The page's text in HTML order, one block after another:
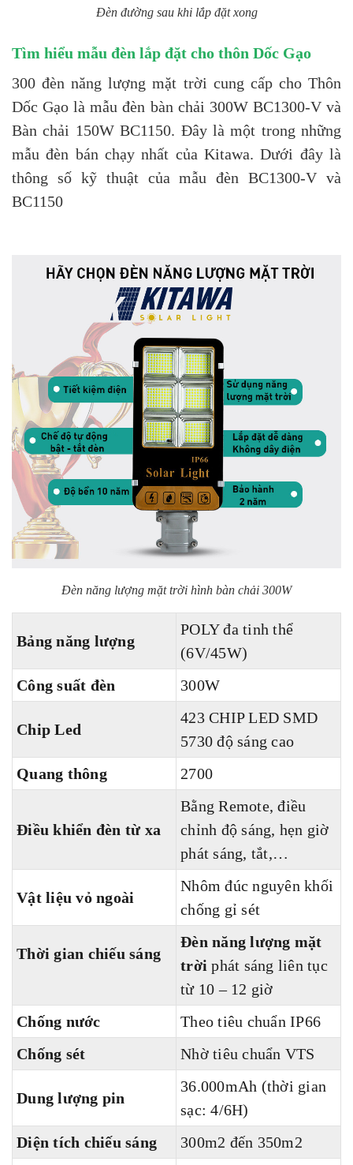
Đèn đường sau khi lắp đặt xong
Tìm hiểu mẫu đèn lắp đặt cho thôn Dốc Gạo
300 đèn năng lượng mặt trời cung cấp cho Thôn
Dốc Gạo là mẫu đèn bàn chải 300W BC1300-V và
Bàn chải 150W BC1150. Đây là một trong những
mẫu đèn bán chạy nhất của Kitawa. Dưới đây là
thông số kỹ thuật của mẫu đèn BC1300-V và
BC1150
Đèn năng lượng mặt trời hình bàn chải 300W
Bảng năng lượng
POLY đa tinh thể
(6V/45W)
Công suất đèn
300W
Chip Led
423 CHIP LED SMD
5730 độ sáng cao
Quang thông
2700
Điều khiển đèn từ xa
Bằng Remote, điều
chỉnh độ sáng, hẹn giờ
phát sáng, tắt,…
Vật liệu vỏ ngoài
Nhôm đúc nguyên khối
chống gỉ sét
Thời gian chiếu sáng
Đèn năng lượng mặt
trời phát sáng liên tục
từ 10 – 12 giờ
Chống nước
Theo tiêu chuẩn IP66
Chống sét
Nhờ tiêu chuẩn VTS
Dung lượng pin
36.000mAh (thời gian
sạc: 4/6H)
Diện tích chiếu sáng
300m2 đến 350m2